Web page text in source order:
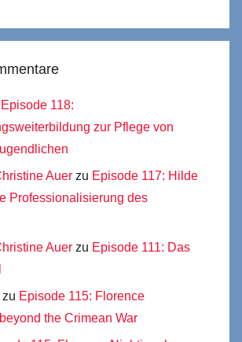
Episode 118:
zur Pflege von
Auer zu Episode 117: Hilde
Professionalisierung des
Auer zu Episode 111: Das
zu Episode 115: Florence
the Crimean War